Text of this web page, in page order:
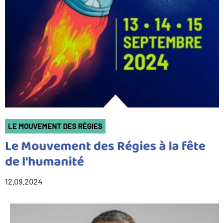
LE MOUVEMENT DES RÉGIES
Le Mouvement des Régies à la fête
de l'humanité
12.09.2024